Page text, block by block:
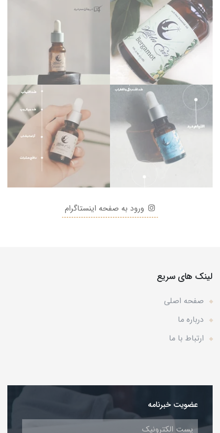
ورود به صفحه اینستاگرام
لینک های سریع
صفحه اصلی
درباره ما
ارتباط با ما
عضویت خبرنامه